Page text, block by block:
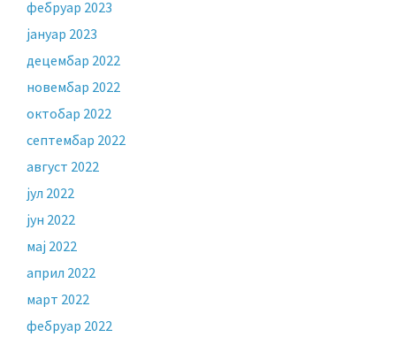
фебруар 2023
јануар 2023
децембар 2022
новембар 2022
октобар 2022
септембар 2022
август 2022
јул 2022
јун 2022
мај 2022
април 2022
март 2022
фебруар 2022